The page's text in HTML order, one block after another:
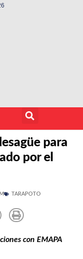
para
por el
TARAPOTO
con EMAPA